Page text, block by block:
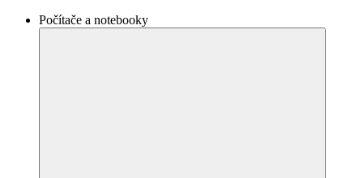
Počítače a notebooky